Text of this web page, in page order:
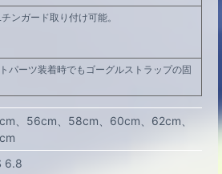
ンガード取り付け可能。
パーツ装着時でもゴーグルストラップの固
56cm 58cm 60cm
62cm
6.8